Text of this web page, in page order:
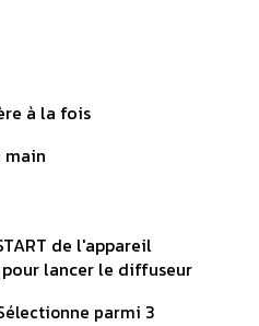
à la fois
de l'appareil
lancer le diffuseur
parmi 3